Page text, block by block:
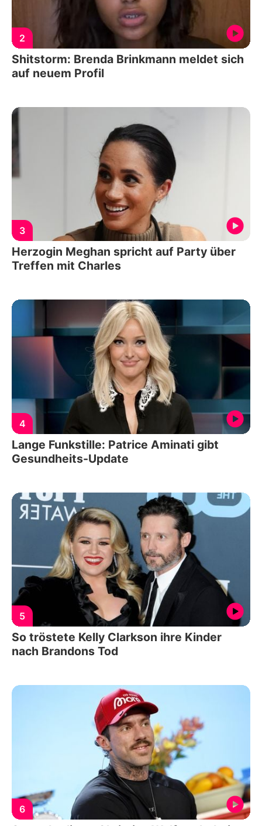
2
Shitstorm: Brenda Brinkmann meldet sich
auf neuem Profil
3
Herzogin Meghan spricht auf Party über
Treffen mit Charles
4
Lange Funkstille: Patrice Aminati gibt
Gesundheits-Update
5
So tröstete Kelly Clarkson ihre Kinder
nach Brandons Tod
6